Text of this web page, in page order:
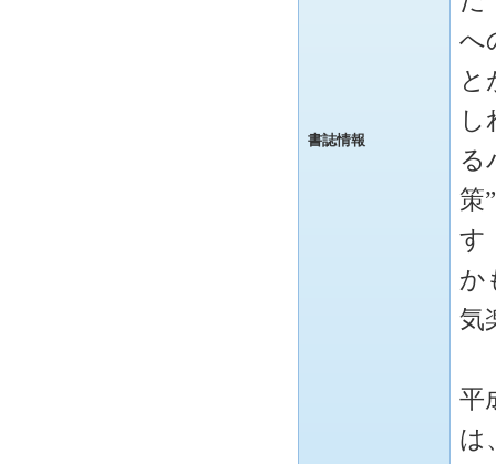
書誌情報
へ
と
し
る
策
す
か
気
平
は